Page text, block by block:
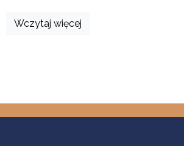
Wczytaj więcej